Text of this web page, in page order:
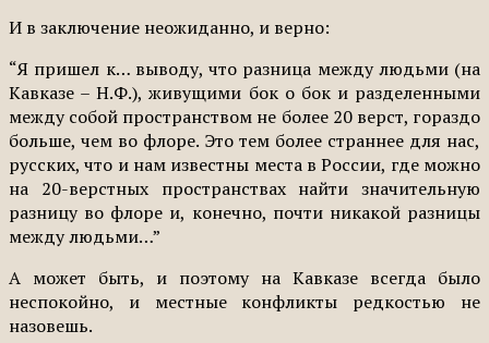
И в заключение неожиданно, и верно:
“Я пришел к… выводу, что разница между людьми (на
Кавказе – Н.Ф.), живущими бок о бок и разделенными
между собой пространством не более 20 верст, гораздо
больше, чем во флоре. Это тем более страннее для нас,
русских, что и нам известны места в России, где можно
на 20-верстных пространствах найти значительную
разницу во флоре и, конечно, почти никакой разницы
между людьми…”
А может быть, и поэтому на Кавказе всегда было
неспокойно, и местные конфликты редкостью не
назовешь.